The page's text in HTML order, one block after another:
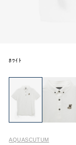
ﾎﾜｲﾄ
AQUASCUTUM